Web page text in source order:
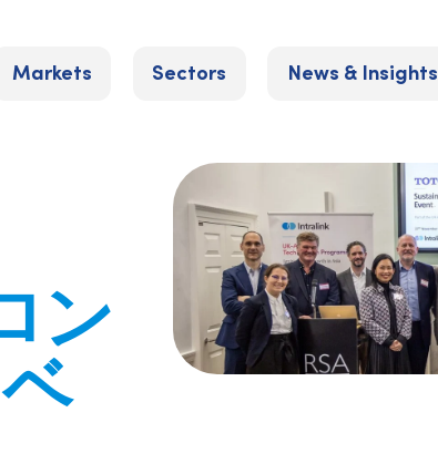
Markets Sectors News & Insights
ン